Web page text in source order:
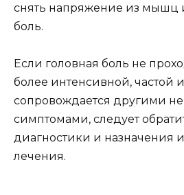
снять напряжение из мышц
боль.
Если головная боль не
более интенсивной, частой
сопровождается другими
симптомами, следует
диагностики и назначения
лечения.